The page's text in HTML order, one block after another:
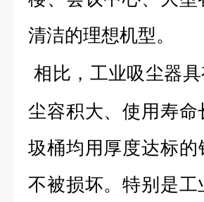
清洁的理想机型。
相比，工业吸尘器
尘容积大、使用寿
圾桶均用厚度达标的
不被损坏。特别是